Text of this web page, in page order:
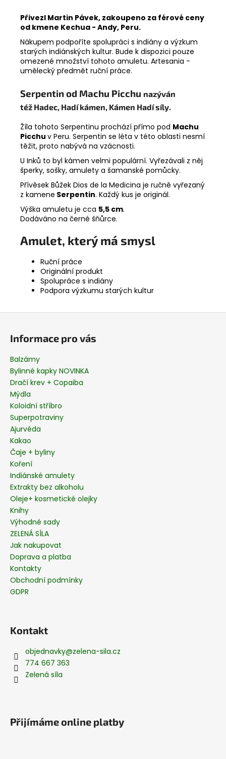
Přivezl Martin Pávek, zakoupeno za férové ceny
od kmene Kechua - Andy, Peru.
Nákupem podpoříte spolupráci s indiány a výzkum
starých indiánských kultur. Bude k dispozici pouze
omezené množství tohoto amuletu. Artesania -
umělecký předmět ruční práce.
Serpentin od Machu Picchu nazýván
též Hadec, Hadí kámen, Kámen Hadí síly.
Žíla tohoto Serpentinu prochází přímo pod Machu
Picchu v Peru. Serpentin se léta v této oblasti nesmí
těžit, proto nabývá na vzácnosti.
U Inků to byl kámen velmi populární. Vyřezávali z něj
šperky, sošky, amulety a šamanské pomůcky.
Přívěsek Bůžek Dios de la Medicina je ručně vyřezaný
z kamene Serpentin. Každý kus je originál.
Výška amuletu je cca 5,5 cm.
Dodáváno na černé šňůrce.
Amulet, který má smysl
Ruční práce
Originální produkt
Spolupráce s indiány
Podpora výzkumu starých kultur
Informace pro vás
Balzámy
Bylinné kapky NOVINKA
Dračí krev + Copaiba
Mýdla
Koloidní stříbro
Superpotraviny
Ajurvéda
Kakao
Čaje + byliny
Koření
Indiánské amulety
Extrakty bez alkoholu
Oleje+ kosmetické olejky
Knihy
Výhodné sady
ZELENÁ SÍLA
Jak nakupovat
Doprava a platba
Kontakty
Obchodní podmínky
GDPR
Kontakt
objednavky@zelena-sila.cz
774 667 363
Zelená síla
Přijímáme online platby